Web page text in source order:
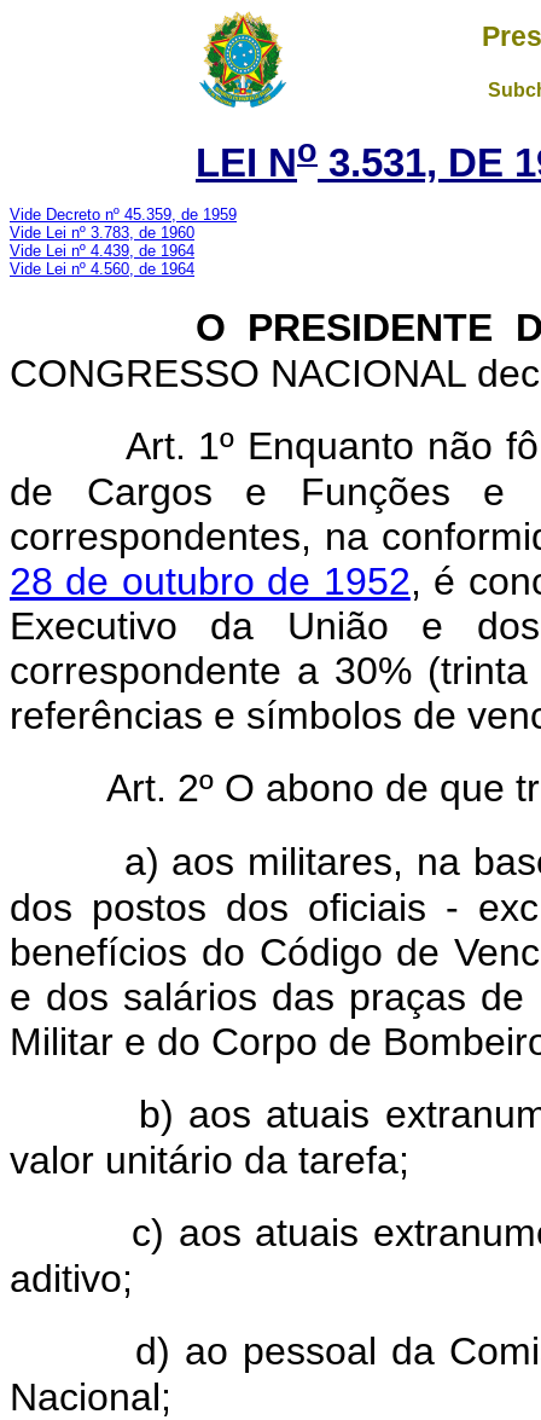
LEI No 3.531, DE
Vide Decreto nº 45.359, de 1959
Vide Lei nº 3.783, de 1960
Vide Lei nº 4.439, de 1964
Vide Lei nº 4.560, de 1964
O PRESIDENTE
CONGRESSO NACIONAL
Art. 1º Enquanto não
de Cargos e Funções e
correspondentes, na
28 de outubro de 1952, é
Executivo da União e
correspondente a 30%
referências e símbolos de
Art. 2º O abono de que
a) aos militares, na
dos postos dos oficiais -
benefícios do Código de
e dos salários das praças
Militar e do Corpo de
b) aos atuais
valor unitário da tarefa;
c) aos atuais
aditivo;
d) ao pessoal da
Nacional;